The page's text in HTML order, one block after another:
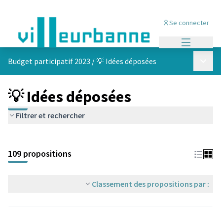
Se connecter
Budget participatif 2023 /💡 Idées déposées
💡 Idées déposées
Filtrer et rechercher
+
−
109 propositions
Classement des propositions par :